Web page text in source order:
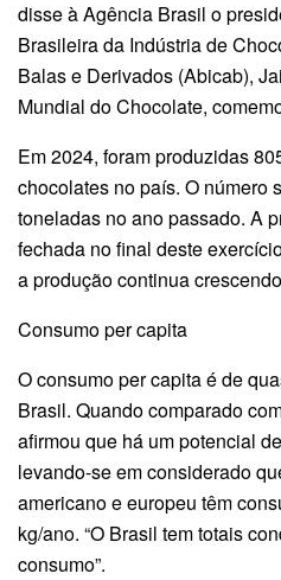
disse à Agência Brasil o
Brasileira da Indústria de
Balas e Derivados (Abicab),
Mundial do Chocolate,
Em 2024, foram produzidas
chocolates no país. O número
toneladas no ano passado. A
fechada no final deste
a produção continua
Consumo per capita
O consumo per capita é de
Brasil. Quando comparado
afirmou que há um potencial
levando-se em considerado
americano e europeu têm
kg/ano. “O Brasil tem totais
consumo”.